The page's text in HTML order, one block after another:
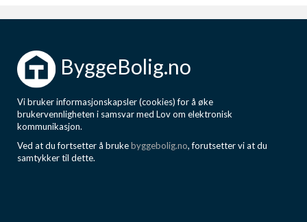
ByggeBolig.no
Vi bruker informasjonskapsler (cookies) for å øke
brukervennligheten i samsvar med Lov om elektronisk
kommunikasjon.
Ved at du fortsetter å brukebyggebolig.no, forutsetter vi at du
samtykker til dette.